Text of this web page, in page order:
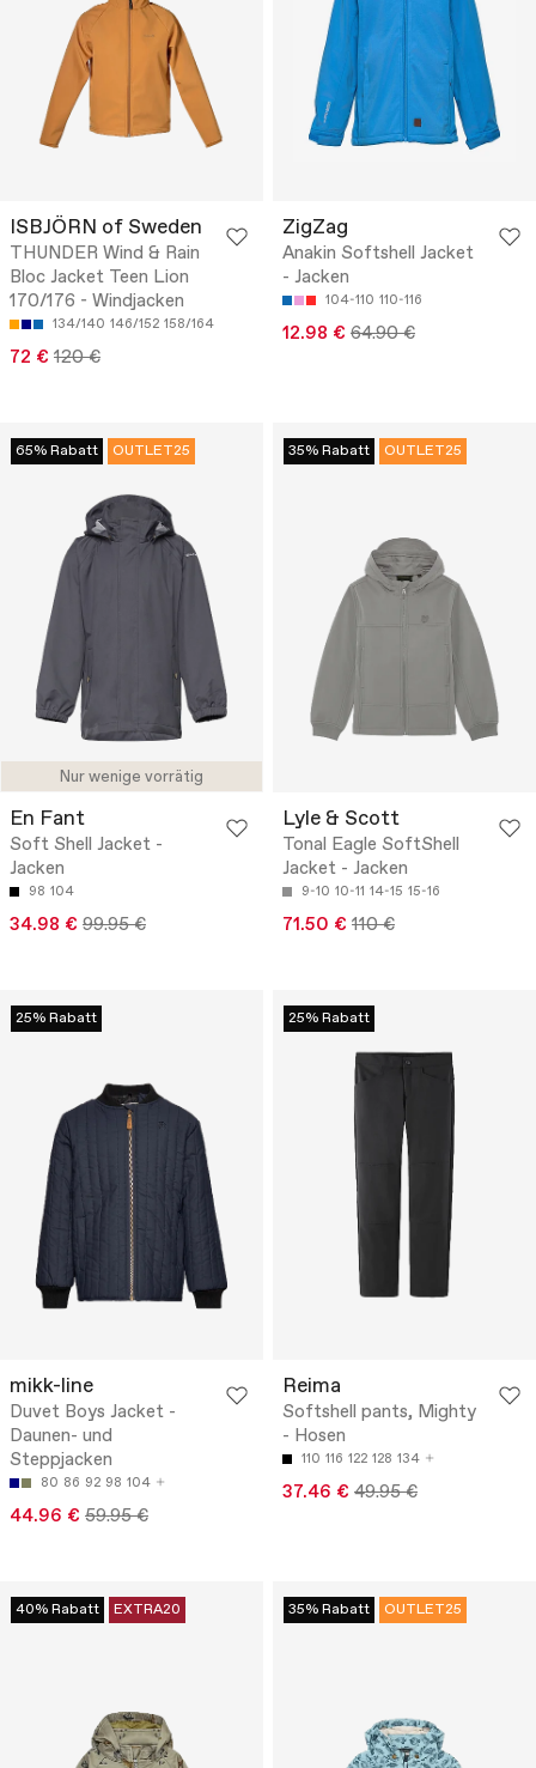
ISBJÖRN of Sweden
THUNDER Wind & Rain
Bloc Jacket Teen Lion
170/176 - Windjacken
134/140 146/152 158/164
72 € 120 €
ZigZag
Anakin Softshell Jacket
- Jacken
104-110 110-116
12.98 € 64.90 €
Nur wenige vorrätig
65% Rabatt OUTLET25
En Fant
Soft Shell Jacket -
Jacken
98 104
34.98 € 99.95 €
35% Rabatt OUTLET25
Lyle & Scott
Tonal Eagle SoftShell
Jacket - Jacken
9-10 10-11 14-15 15-16
71.50 € 110 €
25% Rabatt
mikk-line
Duvet Boys Jacket -
Daunen- und
Steppjacken
80 86 92 98 104
44.96 € 59.95 €
25% Rabatt
Reima
Softshell pants, Mighty
- Hosen
110 116 122 128 134
37.46 € 49.95 €
40% Rabatt EXTRA20 35% Rabatt OUTLET25